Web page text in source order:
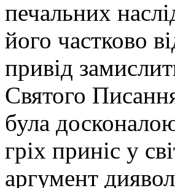
печальних
його частково
привід
Святого
була
гріх приніс у
аргумент